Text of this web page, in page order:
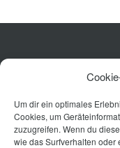
Um dir ein optimales
Cookies, um
zuzugreifen. Wenn du
wie das Surfverhalten oder
Shop
Kontakt